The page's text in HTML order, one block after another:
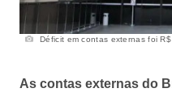
Déficit em contas externas foi
As contas externas do